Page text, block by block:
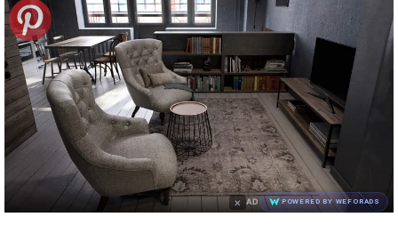
× AD POWERED BY WEFORADS